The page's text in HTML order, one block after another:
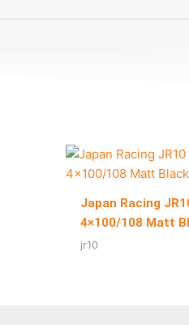
Japan Racing
4×100/108 Matt
jr10